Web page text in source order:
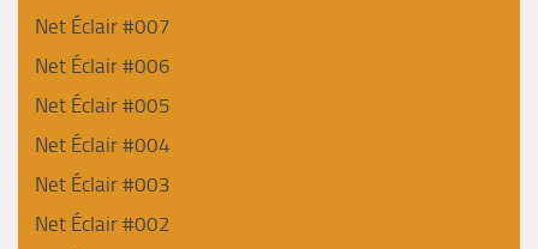
Net Éclair #007
Net Éclair #006
Net Éclair #005
Net Éclair #004
Net Éclair #003
Net Éclair #002